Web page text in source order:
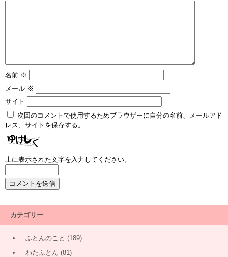
名前 ※
メール ※
サイト
次回のコメントで使用するためブラウザーに自分の名前、メールアド
レス、サイトを保存する。
上に表示された文字を入力してください。
カテゴリー
ふとんのこと (189)
わたふとん (81)